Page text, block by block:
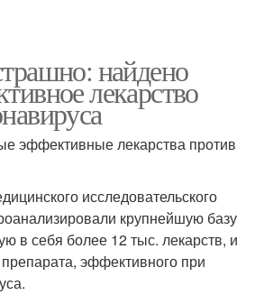
найдено
лекарство
эффективные лекарства против
исследовательского
крупнейшую базу
в себя более 12 тыс. лекарств, и
эффективного при